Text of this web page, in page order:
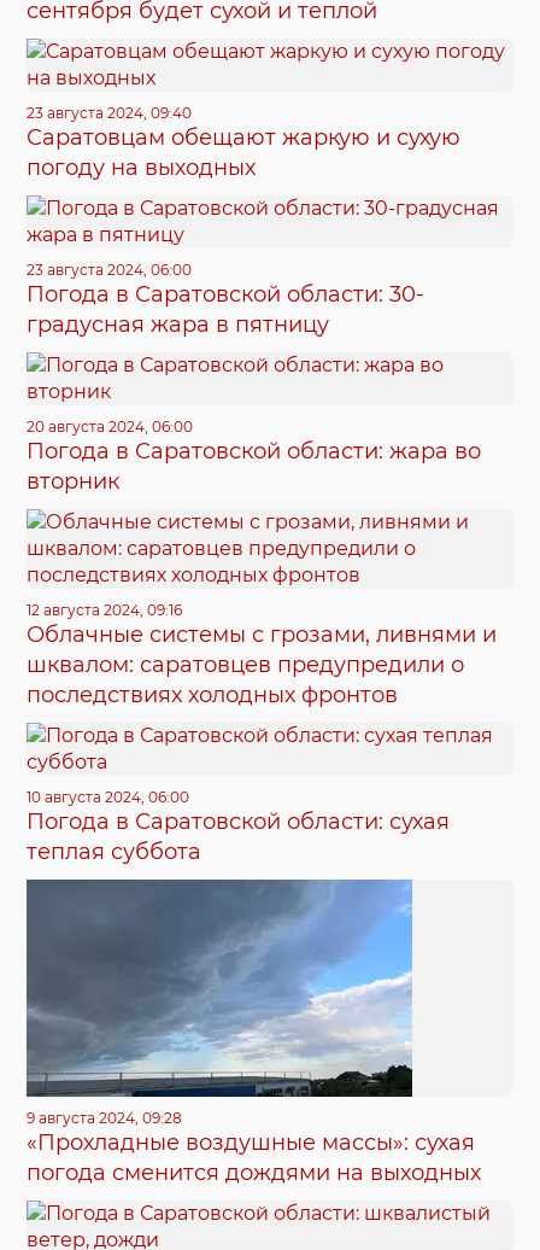
сентября будет сухой и теплой
23 августа 2024, 09:40
Саратовцам обещают жаркую и сухую
погоду на выходных
23 августа 2024, 06:00
Погода в Саратовской области: 30-
градусная жара в пятницу
20 августа 2024, 06:00
Погода в Саратовской области: жара во
вторник
12 августа 2024, 09:16
Облачные системы с грозами, ливнями и
шквалом: саратовцев предупредили о
последствиях холодных фронтов
10 августа 2024, 06:00
Погода в Саратовской области: сухая
теплая суббота
9 августа 2024, 09:28
«Прохладные воздушные массы»: сухая
погода сменится дождями на выходных